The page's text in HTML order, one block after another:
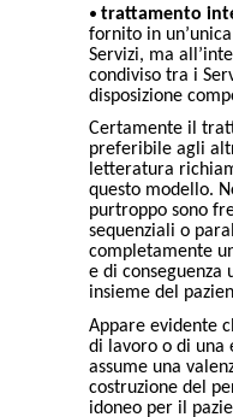
• trattamento
fornito in
Servizi, ma
condiviso tra i
disposizione
Certamente il
preferibile agli
letteratura
questo modello.
purtroppo sono
sequenziali o
completamente
e di conseguenza
insieme del
Appare evidente
di lavoro o di una
assume una
costruzione del
idoneo per il